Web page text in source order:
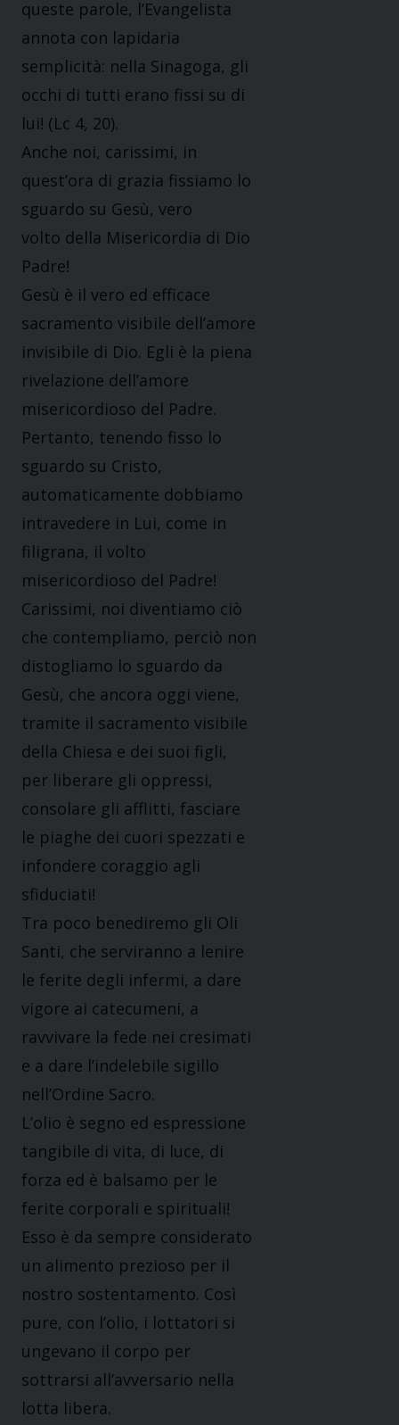
queste parole, l’Evangelista
annota con lapidaria
semplicità: nella Sinagoga, gli
occhi di tutti erano fissi su di
lui! (Lc 4, 20).
Anche noi, carissimi, in
quest’ora di grazia fissiamo lo
sguardo su Gesù, vero
volto della Misericordia di Dio
Padre!
Gesù è il vero ed efficace
sacramento visibile dell’amore
invisibile di Dio. Egli è la piena
rivelazione dell’amore
misericordioso del Padre.
Pertanto, tenendo fisso lo
sguardo su Cristo,
automaticamente dobbiamo
intravedere in Lui, come in
filigrana, il volto
misericordioso del Padre!
Carissimi, noi diventiamo ciò
che contempliamo, perciò non
distogliamo lo sguardo da
Gesù, che ancora oggi viene,
tramite il sacramento visibile
della Chiesa e dei suoi figli,
per liberare gli oppressi,
consolare gli afflitti, fasciare
le piaghe dei cuori spezzati e
infondere coraggio agli
sfiduciati!
Tra poco benediremo gli Oli
Santi, che serviranno a lenire
le ferite degli infermi, a dare
vigore ai catecumeni, a
ravvivare la fede nei cresimati
e a dare l’indelebile sigillo
nell’Ordine Sacro.
L’olio è segno ed espressione
tangibile di vita, di luce, di
forza ed è balsamo per le
ferite corporali e spirituali!
Esso è da sempre considerato
un alimento prezioso per il
nostro sostentamento. Così
pure, con l’olio, i lottatori si
ungevano il corpo per
sottrarsi all’avversario nella
lotta libera.